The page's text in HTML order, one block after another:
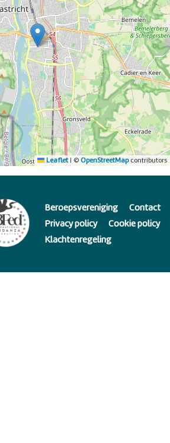
Leaflet © OpenStreetMapcontributors
Beroepsvereniging
Contact
Privacy policy
Cookie policy
Klachtenregeling